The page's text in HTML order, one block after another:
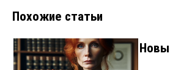
записям
Похожие статьи